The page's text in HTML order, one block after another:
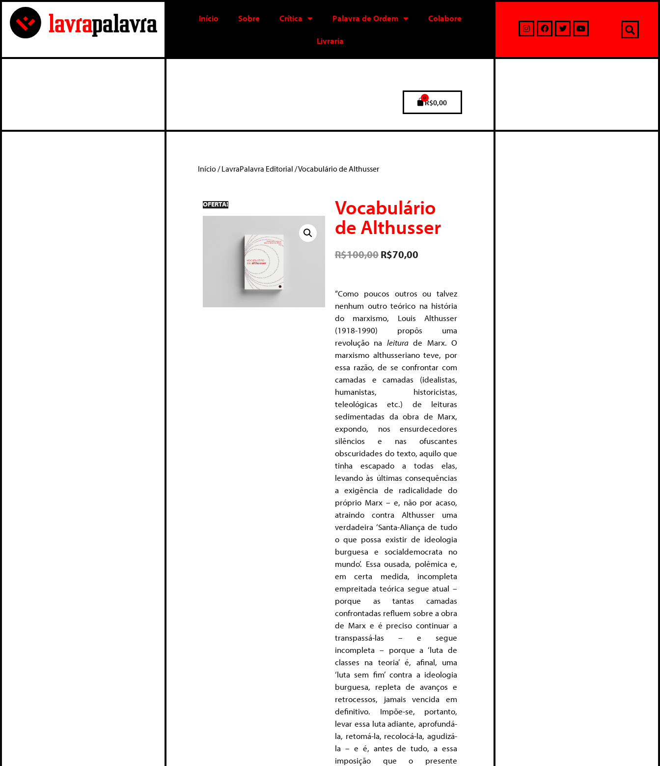
Início Sobre Crítica Palavra de Ordem Colabore
Livraria
R$0,00
0
Início/LavraPalavra Editorial / Vocabulário de Althusser
OFERTA! Vocabulário
de Althusser
R$100,00R$70,00
“Como poucos outros ou talvez
nenhum outro teórico na história
do marxismo, Louis Althusser
(1918-1990) propôs uma
revolução na leiturade Marx. O
marxismo althusseriano teve, por
essa razão, de se confrontar com
camadas e camadas (idealistas,
humanistas, historicistas,
teleológicas etc.) de leituras
sedimentadas da obra de Marx,
expondo, nos ensurdecedores
silêncios e nas ofuscantes
obscuridades do texto, aquilo que
tinha escapado a todas elas,
levando às últimas consequências
a exigência de radicalidade do
próprio Marx – e, não por acaso,
atraindo contra Althusser uma
verdadeira ‘Santa-Aliança de tudo
o que possa existir de ideologia
burguesa e socialdemocrata no
mundo’. Essa ousada, polêmica e,
em certa medida, incompleta
empreitada teórica segue atual –
porque as tantas camadas
confrontadas refluem sobre a obra
de Marx e é preciso continuar a
transpassá-las – e segue
incompleta – porque a ‘luta de
classes na teoria’ é, afinal, uma
‘luta sem fim’ contra a ideologia
burguesa, repleta de avanços e
retrocessos, jamais vencida em
definitivo. Impõe-se, portanto,
levar essa luta adiante, aprofundá-
la, retomá-la, recolocá-la, agudizá-
la – e é, antes de tudo, a essa
imposição que o presente